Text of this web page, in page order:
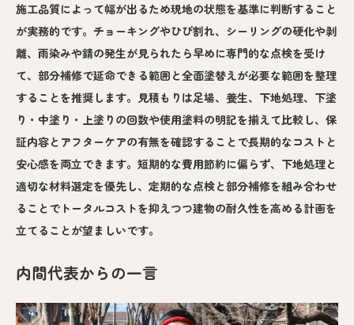
施工品質によって幅が出るため現地の状態を基準に判断すること
が実務的です。チョーキングやひび割れ、シーリングの硬化や剥
離、雨染みや錆の発生が見られたら早めに専門的な点検を受け
て、部分補修で延命できる範囲と全面塗替えが必要な範囲を整理
することを推奨します。見積もりは足場、養生、下地処理、下塗
り・中塗り・上塗りの回数や使用塗料の明記を揃えて比較し、保
証内容とアフターケアの有無を確認することで長期的なコストと
安心感を両立できます。短期的な費用節約に偏らず、下地処理と
適切な材料選定を優先し、定期的な点検と部分補修を組み合わせ
ることでトータルコストを抑えつつ建物の耐久性を高める計画を
立てることが望ましいです。
内間代表からの一言